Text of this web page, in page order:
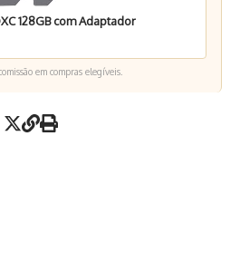
128GB com Adaptador
em compras elegíveis.